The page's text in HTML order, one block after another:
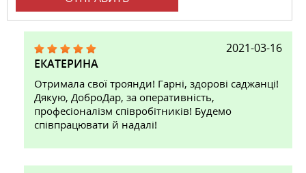
2021-03-16
ЕКАТЕРИНА
Отримала свої троянди! Гарні, здорові саджанці!
Дякую, ДоброДар, за оперативність,
професіоналізм співробітників! Будемо
співпрацювати й надалі!